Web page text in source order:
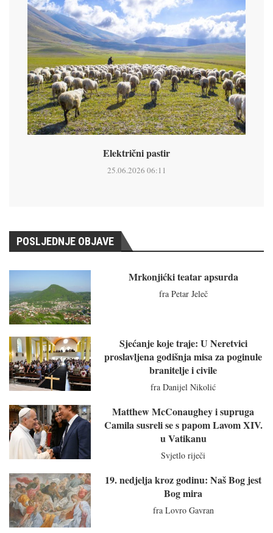
Električni pastir
25.06.2026 06:11
POSLJEDNJE OBJAVE
Mrkonjićki teatar apsurda
fra Petar Jeleč
Sjećanje koje traje: U Neretvici
proslavljena godišnja misa za poginule
branitelje i civile
fra Danijel Nikolić
Matthew McConaughey i supruga
Camila susreli se s papom Lavom XIV.
u Vatikanu
Svjetlo riječi
19. nedjelja kroz godinu: Naš Bog jest
Bog mira
fra Lovro Gavran